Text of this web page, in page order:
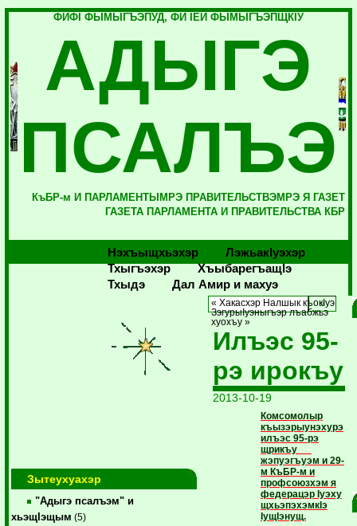
ФИФI ФЫМЫГЪЭПУД, ФИ IЕЙ ФЫМЫГЪЭПЩКIУ
АДЫГЭ
ПСАЛЪЭ
КъБР-м И ПАРЛАМЕНТЫМРЭ ПРАВИТЕЛЬСТВЭМРЭ Я ГАЗЕТ
ГАЗЕТА ПАРЛАМЕНТА И ПРАВИТЕЛЬСТВА КБР
Нэхъыщхьэхэр
Лэжьакlуэхэр
Тхыгъэхэр
Хъыбарегъащlэ
Тхыдэ
Дал Амир и махуэ
Зытеухуахэр
"Адыгэ псалъэм" и
хьэщIэщым (5)
« Хакасхэр Налшык къокIуэ
ЗэгурыIуэныгъэр лъабжьэ
хуохъу »
Илъэс 95-
рэ ирокъу
2013-10-19
Комсомолыр
къызэрыунэхурэ
илъэс 95-рэ
щрикъу
жэпуэгъуэм и 29-
м КъБР-м и
профсоюзхэм я
федерацэр Iуэху
щхьэпэхэмкIэ
IущIэнущ.